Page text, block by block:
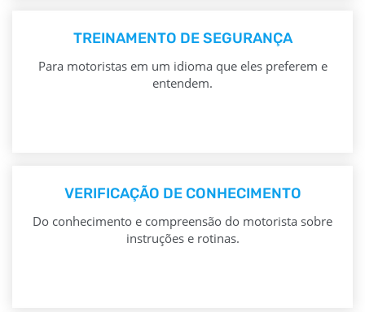
TREINAMENTO DE SEGURANÇA
Para motoristas em um idioma que eles preferem e
entendem.
VERIFICAÇÃO DE CONHECIMENTO
Do conhecimento e compreensão do motorista sobre
instruções e rotinas.